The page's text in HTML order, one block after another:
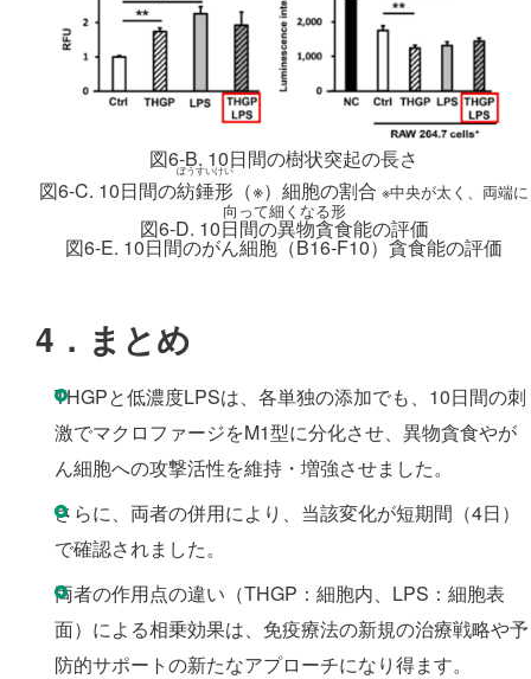
図6-B. 10日間の樹状突起の長さ
図6-C. 10日間の紡錘形
ぼうすいけい
（※）細胞の割合 ※中央が太く、両端に
向って細くなる形
図6-D. 10日間の異物貪食能の評価
図6-E. 10日間のがん細胞（B16-F10）貪食能の評価
4．まとめ
THGPと低濃度LPSは、各単独の添加でも、10日間の刺
激でマクロファージをM1型に分化させ、異物貪食やが
ん細胞への攻撃活性を維持・増強させました。
さらに、両者の併用により、当該変化が短期間（4日）
で確認されました。
両者の作⽤点の違い（THGP：細胞内、LPS：細胞表
面）による相乗効果は、免疫療法の新規の治療戦略や予
防的サポートの新たなアプローチになり得ます。